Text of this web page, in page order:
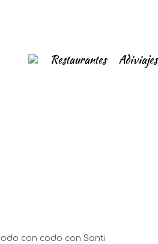
Restaurantes Adiviajes
con codo con Santi